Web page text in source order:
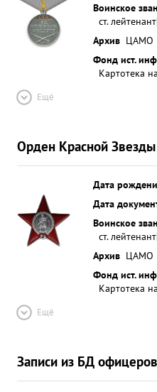
Воинское
ст.
Архив ЦАМО
Фонд ист.
Картотека
Ещё
Орден Красной Звезды
Дата
Дата
Воинское
ст.
Архив ЦАМО
Фонд ист.
Картотека
Ещё
Записи из БД